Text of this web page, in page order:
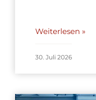
Weiterlesen »
30. Juli 2026